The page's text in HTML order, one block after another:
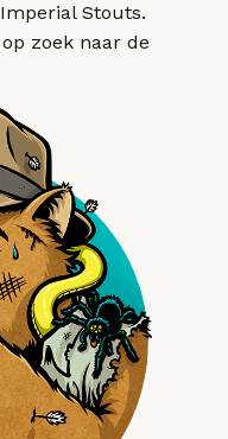
Stouts.
zoek naar de